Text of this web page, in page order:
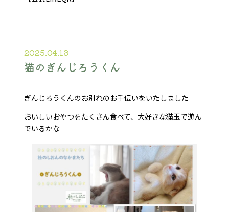
2025.04.13
猫のぎんじろうくん
ぎんじろうくんのお別れのお手伝いをいたしました
おいしいおやつをたくさん食べて、大好きな猫玉で遊ん
でいるかな